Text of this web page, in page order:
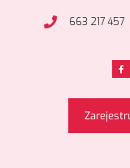
663 217 457